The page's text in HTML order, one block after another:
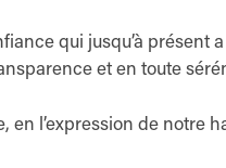
qui jusqu’à présent
et en toute
en l’expression de notre